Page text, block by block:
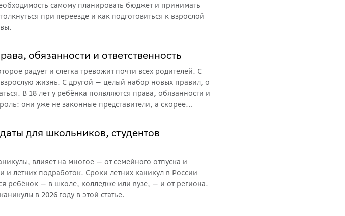
самому планировать бюджет и принимать
при переезде и как подготовиться к взрослой
обязанности и ответственность
радует и слегка тревожит почти всех родителей. С
жизнь. С другой — целый набор новых правил, о
В 18 лет у ребёнка появляются права, обязанности и
они уже не законные представители, а скорее
собрали всё самое важное, что стоит знать обеим
для школьников, студентов
влияет на многое — от семейного отпуска и
и летних подработок. Сроки летних каникул в России
ребёнок — в школе, колледже или вузе, — и от региона.
в 2026 году в этой статье.